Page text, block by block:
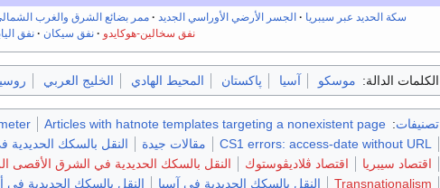
سكة الحديد عبر سيبريا الجسر الأرضي الأوراسي الجديد ممر بضائع الشرق والغرب
نفق سخالين-هوكايدو
نفق سيكان نفق
الكلمات الدالة: موسكو آسيا پاكستان المحيط الهادي الخليج العربي
تصنيفات:
Articles with hatnote templates targeting a nonexistent page
CS1 errors: access-date without URL
مقالات جيدة النقل بالسكك الحديدية
اقتصاد سيبريا
اقتصاد ڤلاديڤوستوك النقل بالسكك الحديدية في الشرق الأقصى
Transnationalism
النقل بالسكك الحديدية في آسيا النقل بالسكك الحديدية في